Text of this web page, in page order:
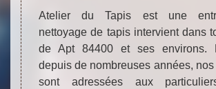
Atelier du Tapis est une
nettoyage de tapis intervient dans
de Apt 84400 et ses environs.
depuis de nombreuses années,
sont adressées aux